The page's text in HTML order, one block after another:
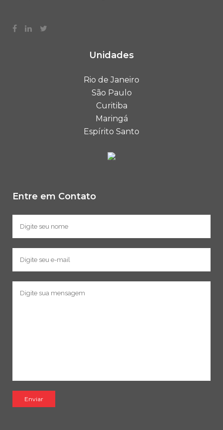
Unidades
Rio de Janeiro
São Paulo
Curitiba
Maringá
Espírito Santo
Entre em Contato